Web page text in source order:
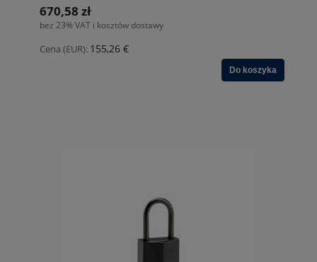
670,58 zł
bez 23% VAT i kosztów dostawy
Cena (EUR): 155,26 €
Do koszyka